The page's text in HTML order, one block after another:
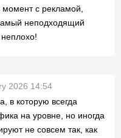
момент с рекламой,
неподходящий
2026 14:54
в которую всегда
на уровне, но иногда
не совсем так, как